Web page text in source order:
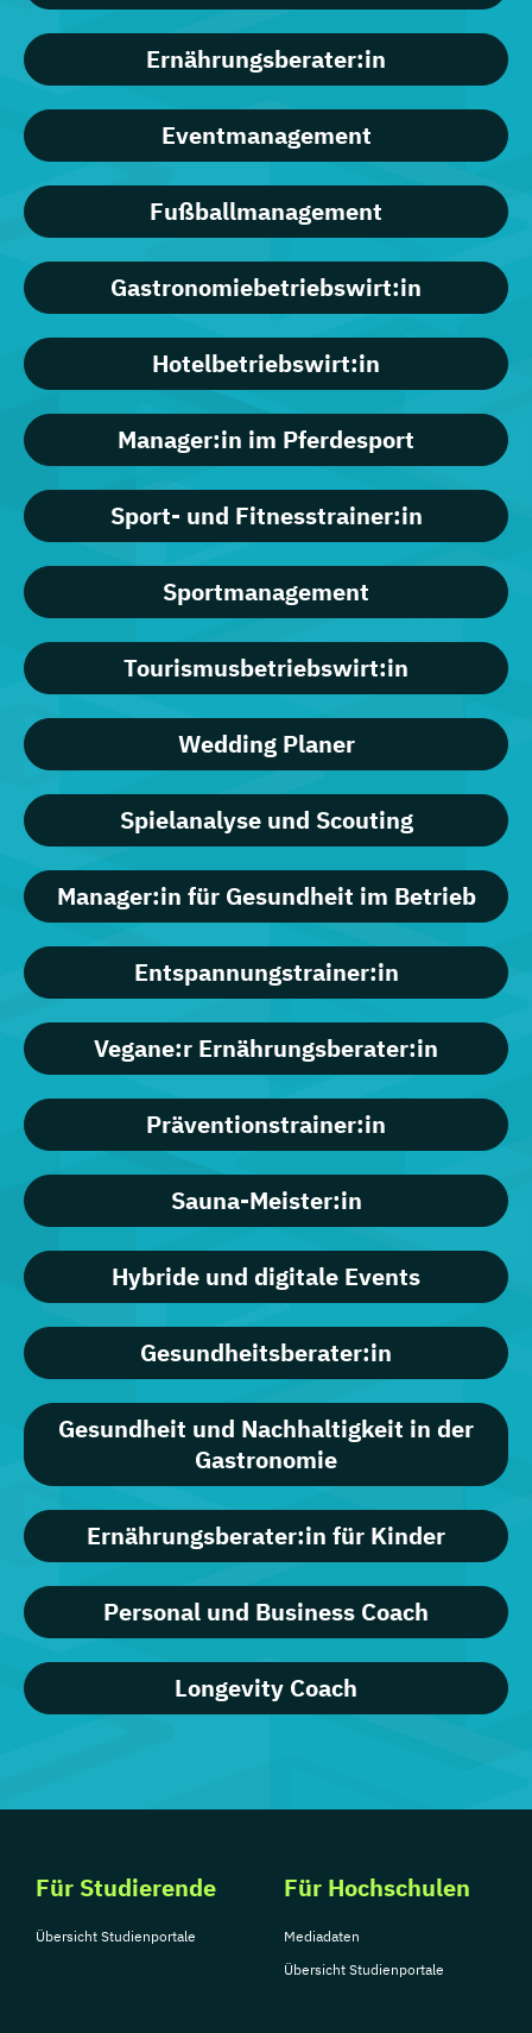
Ernährungsberater:in
Eventmanagement
Fußballmanagement
Gastronomiebetriebswirt:in
Hotelbetriebswirt:in
Manager:in im Pferdesport
Sport- und Fitnesstrainer:in
Sportmanagement
Tourismusbetriebswirt:in
Wedding Planer
Spielanalyse und Scouting
Manager:in für Gesundheit im Betrieb
Entspannungstrainer:in
Vegane:r Ernährungsberater:in
Präventionstrainer:in
Sauna-Meister:in
Hybride und digitale Events
Gesundheitsberater:in
Gesundheit und Nachhaltigkeit in der
Gastronomie
Ernährungsberater:in für Kinder
Personal und Business Coach
Longevity Coach
Für Studierende
Übersicht Studienportale
Für Hochschulen
Mediadaten
Übersicht Studienportale